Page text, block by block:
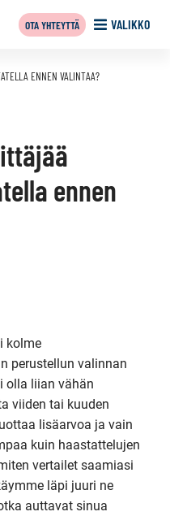
VALIKKO
OTA YHTEYTTÄ
ENNEN VALINTAA?
ennen
kolme
perustellun valinnan
olla liian vähän
viiden tai kuuden
lisäarvoa ja vain
kuin haastattelujen
vertailet saamiasi
läpi juuri ne
auttavat sinua